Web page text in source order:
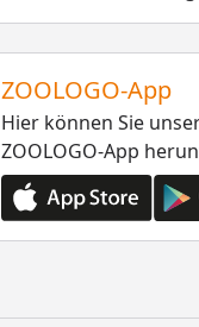
ZOOLOGO-App
Hier können Sie
ZOOLOGO-App